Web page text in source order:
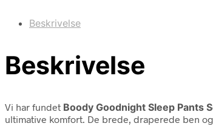
Beskrivelse
Beskrivelse
Vi har fundet Boody Goodnight Sleep Pants
ultimative komfort. De brede, draperede ben